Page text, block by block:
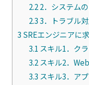
2.22．システム
2.33．トラブル
3 SREエンジニアに
3.1 スキル1．ク
3.2スキル2．
3.3 スキル3．ア